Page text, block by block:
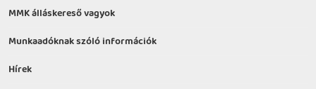
MMK álláskereső vagyok
Munkaadóknak szóló információk
Hírek